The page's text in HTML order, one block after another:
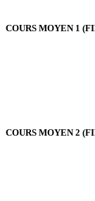
COURS MOYEN 1
COURS MOYEN 2